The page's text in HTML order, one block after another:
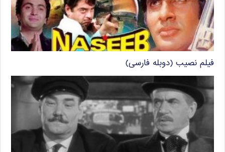
فیلم نصیب (دوبله فارسی)